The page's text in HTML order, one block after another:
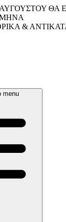
ΑΥΓΟΥΣΤΟΥ
ΜΗΝΑ
&
menu